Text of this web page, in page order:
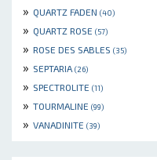
» QUARTZ FADEN (40)
» QUARTZ ROSE (57)
» ROSE DES SABLES (35)
» SEPTARIA (26)
» SPECTROLITE (11)
» TOURMALINE (99)
» VANADINITE (39)